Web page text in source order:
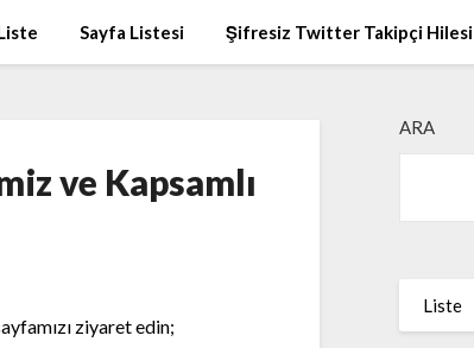
Sayfa Listesi Şifresiz Twitter Takipçi Hilesi
ve Kapsamlı
ziyaret edin;
ARA
Liste